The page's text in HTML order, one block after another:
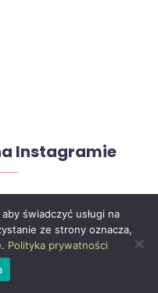
Instagramie
świadczyć usługi na
ze strony oznacza,
Polityka prywatności